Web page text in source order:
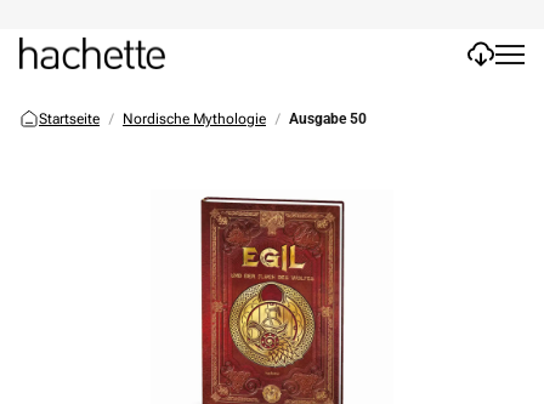
Startseite Nordische Mythologie Ausgabe 50